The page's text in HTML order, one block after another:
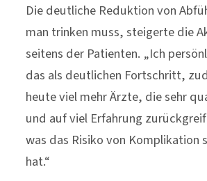
Die deutliche Reduktion von
man trinken muss, steigerte die
seitens der Patienten. „Ich
das als deutlichen Fortschritt,
heute viel mehr Ärzte, die sehr
und auf viel Erfahrung
was das Risiko von Komplikation
hat.“